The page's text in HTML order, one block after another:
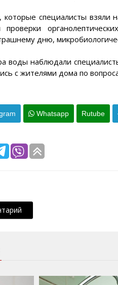
которые специалисты
проверки
дню,
воды наблюдали
с жителями дома по
Whatsapp Rutube